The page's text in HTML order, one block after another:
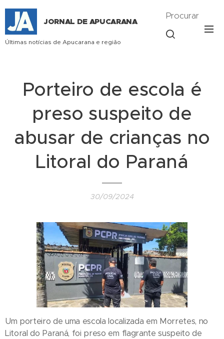
JORNAL DE APUCARANA
Últimas notícias de Apucarana e região
Procurar
Porteiro de escola é
preso suspeito de
abusar de crianças no
Litoral do Paraná
30/09/2024
Um porteiro de uma escola localizada em Morretes, no
Litoral do Paraná, foi preso em flagrante suspeito de